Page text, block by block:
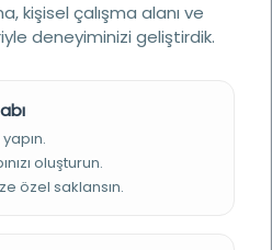
Ebu Zakaria Yahya bin Sharaf al-
al-Shafi'i, 676 H./1277 MS.
- Suudi Arabistan - Tanımlanmadı
kişisel çalışma alanı ve
deneyiminizi geliştirdik.
oluşturun.
özel saklansın.